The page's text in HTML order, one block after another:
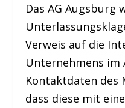
Das AG Augsburg
Verweis auf die
Unternehmens im
Kontaktdaten des
dass diese mit